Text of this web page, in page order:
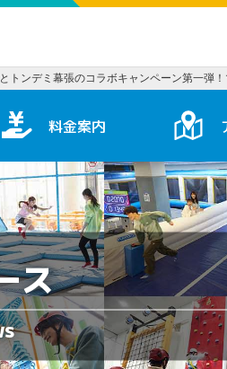
トンデミ幕張のコラボキャンペーン第一
料金案内
ス